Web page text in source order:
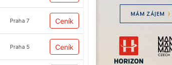
Praha 7 Ceník
Praha 5 Ceník